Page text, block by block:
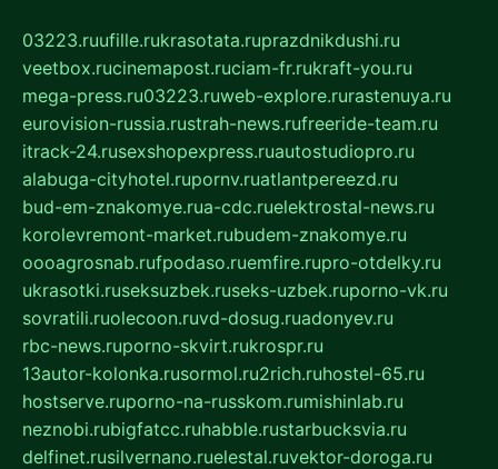
03223.ruufille.rukrasotata.ruprazdnikdushi.ru
veetbox.rucinemapost.ruciam-fr.rukraft-you.ru
mega-press.ru03223.ruweb-explore.rurastenuya.ru
eurovision-russia.rustrah-news.rufreeride-team.ru
itrack-24.rusexshopexpress.ruautostudiopro.ru
alabuga-cityhotel.rupornv.ruatlantpereezd.ru
bud-em-znakomye.rua-cdc.ruelektrostal-news.ru
korolevremont-market.rubudem-znakomye.ru
oooagrosnab.rufpodaso.ruemfire.rupro-otdelky.ru
ukrasotki.ruseksuzbek.ruseks-uzbek.ruporno-vk.ru
sovratili.ruolecoon.ruvd-dosug.ruadonyev.ru
rbc-news.ruporno-skvirt.rukrospr.ru
13autor-kolonka.rusormol.ru2rich.ruhostel-65.ru
hostserve.ruporno-na-russkom.rumishinlab.ru
neznobi.rubigfatcc.ruhabble.rustarbucksvia.ru
delfinet.rusilvernano.ruelestal.ruvektor-doroga.ru